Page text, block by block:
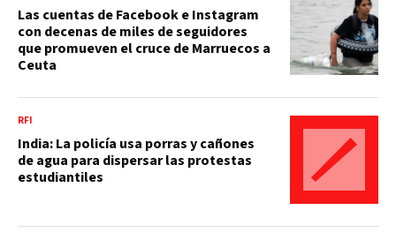
Las cuentas de Facebook e Instagram
con decenas de miles de seguidores
que promueven el cruce de Marruecos a
Ceuta
RFI
India: La policía usa porras y cañones
de agua para dispersar las protestas
estudiantiles